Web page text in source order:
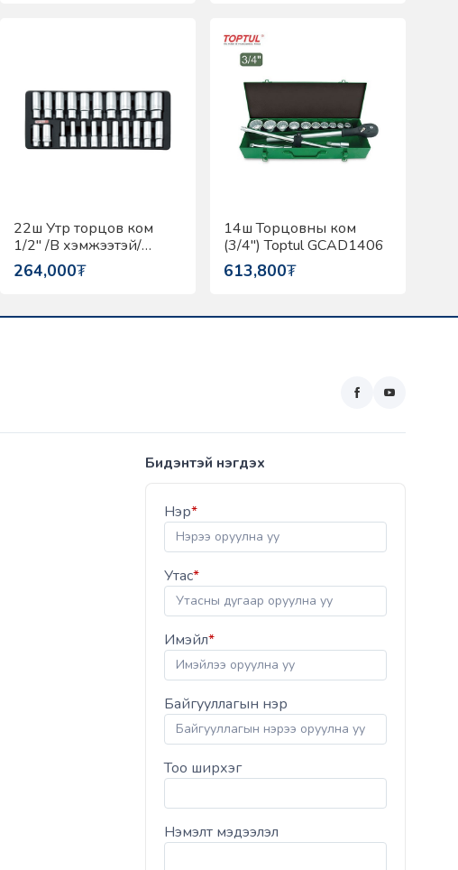
22ш Утр торцов ком
1/2" /B хэмжээтэй/
Toptul GAAT2202
264,000₮
14ш Торцовны ком
(3/4") Toptul GCAD1406
613,800₮
Бидэнтэй нэгдэх
Нэр*
Утас*
Имэйл*
Байгууллагын нэр
Тоо ширхэг
Нэмэлт мэдээлэл